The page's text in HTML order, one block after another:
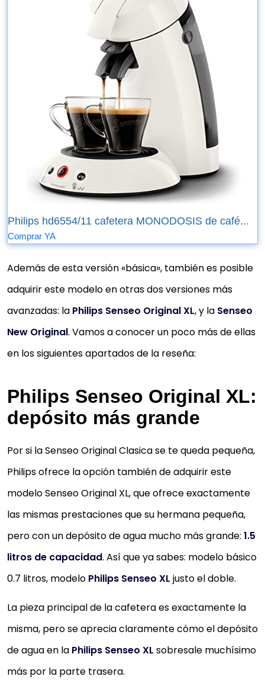
Philips hd6554/11 cafetera MONODOSIS de café...
Comprar YA
Además de esta versión «básica», también es posible
adquirir este modelo en otras dos versiones más
avanzadas: la Philips Senseo Original XL, y la Senseo
New Original. Vamos a conocer un poco más de ellas
en los siguientes apartados de la reseña:
Philips Senseo Original XL:
depósito más grande
Por si la Senseo Original Clasica se te queda pequeña,
Philips ofrece la opción también de adquirir este
modelo Senseo Original XL, que ofrece exactamente
las mismas prestaciones que su hermana pequeña,
pero con un depósito de agua mucho más grande: 1.5
litros de capacidad. Así que ya sabes: modelo básico
0.7 litros, modelo Philips Senseo XL justo el doble.
La pieza principal de la cafetera es exactamente la
misma, pero se aprecia claramente cómo el depósito
de agua en la Philips Senseo XL sobresale muchísimo
más por la parte trasera.